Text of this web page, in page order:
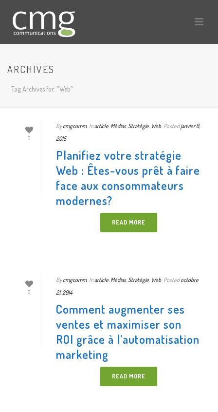
ARCHIVES
Tag Archives for: "Web"
0
By cmgcomm Inarticle, Médias,Stratégie, Web Postedjanvier 8,
2015
Planifiez votre stratégie
Web : Êtes-vous prêt à faire
face aux consommateurs
modernes?
READ MORE
0
By cmgcomm Inarticle, Médias,Stratégie, Web Posted octobre
21, 2014
Comment augmenter ses
ventes et maximiser son
ROI grâce à l’automatisation
marketing
READ MORE